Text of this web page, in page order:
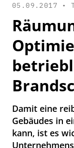
05.09.2017 •
Damit eine
Gebäudes in
kann, ist es